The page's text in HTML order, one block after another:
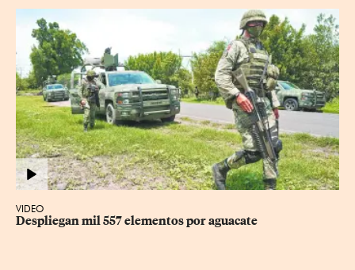
VIDEO
Despliegan mil 557 elementos por aguacate